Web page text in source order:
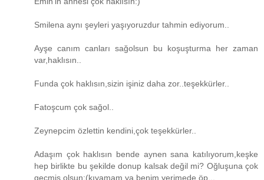
Smilena aynı şeyleri yaşıyoruzdur tahmin ediyorum..
Ayşe canım canları sağolsun bu koşuşturma her zaman
var,haklısın..
Funda çok haklısın,sizin işiniz daha zor..teşekkürler..
Fatoşcum çok sağol..
Zeynepcim özlettin kendini,çok teşekkürler..
Adaşım çok haklısın bende aynen sana katılıyorum,keşke
hep birlikte bu şekilde donup kalsak değil mi? Oğluşuna çok
geçmiş olsun:(kıyamam ya.benim yerimede öp...